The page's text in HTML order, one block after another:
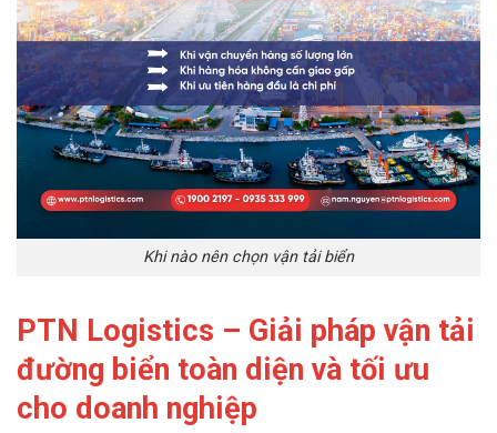
Khi nào nên chọn vận tải biển
PTN Logistics – Giải pháp vận tải
đường biển toàn diện và tối ưu
cho doanh nghiệp